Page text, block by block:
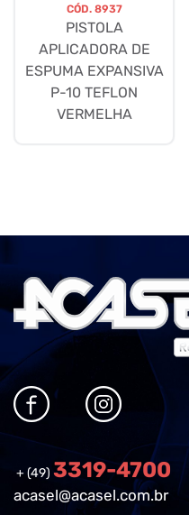
CÓD. 8937
PISTOLA
APLICADORA DE
ESPUMA EXPANSIVA
P-10 TEFLON
VERMELHA
+ (49) 3319-4700
acasel@acasel.com.br